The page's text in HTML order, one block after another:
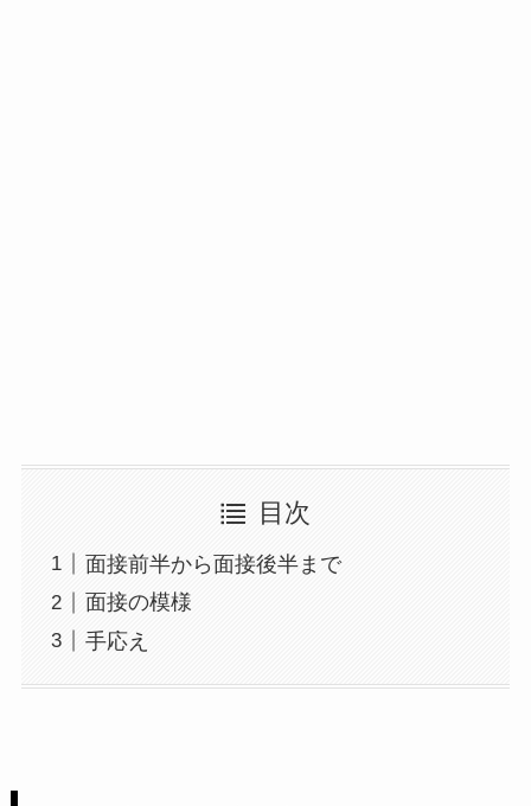
目次
面接前半から面接後半まで
面接の模様
手応え